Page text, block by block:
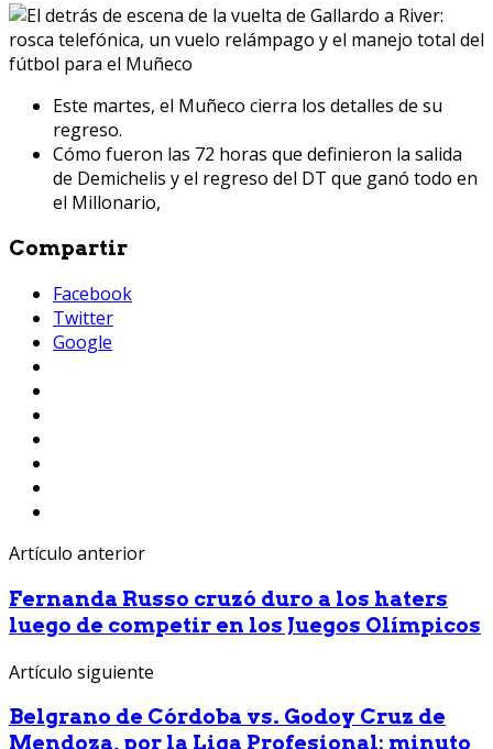
Este martes, el Muñeco cierra los detalles de su
regreso.
Cómo fueron las 72 horas que definieron la salida
de Demichelis y el regreso del DT que ganó todo en
el Millonario,
Compartir
Facebook
Twitter
Google
Artículo anterior
Fernanda Russo cruzó duro a los haters
luego de competir en los Juegos Olímpicos
Artículo siguiente
Belgrano de Córdoba vs. Godoy Cruz de
Mendoza, por la Liga Profesional: minuto